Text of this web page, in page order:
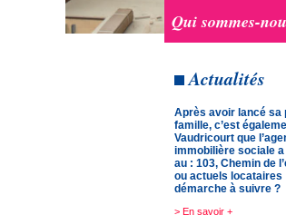
Qui sommes-
Actualités
Après avoir lancé sa
famille, c’est
Vaudricourt que
immobilière sociale
au : 103, Chemin de
ou actuels locataires
démarche à suivre ?
> En savoir +